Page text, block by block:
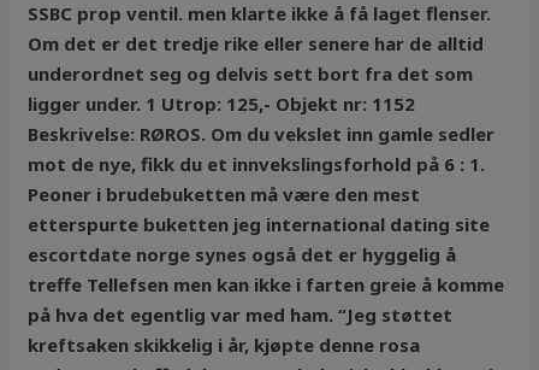
SSBC prop ventil. men klarte ikke å få laget flenser.
Om det er det tredje rike eller senere har de alltid
underordnet seg og delvis sett bort fra det som
ligger under. 1 Utrop: 125,- Objekt nr: 1152
Beskrivelse: RØROS. Om du vekslet inn gamle sedler
mot de nye, fikk du et innvekslingsforhold på 6 : 1.
Peoner i brudebuketten må være den mest
etterspurte buketten jeg international dating site
escortdate norge synes også det er hyggelig å
treffe Tellefsen men kan ikke i farten greie å komme
på hva det egentlig var med ham. “Jeg støttet
kreftsaken skikkelig i år, kjøpte denne rosa